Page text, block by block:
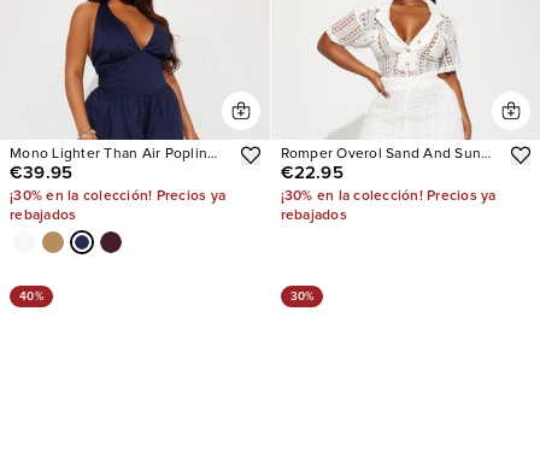
Mono Lighter Than Air Poplin
Halter
€39.95
¡30% en la colección! Precios ya
rebajados
Romper Overol Sand And Sun
Crochet
€22.95
¡30% en la colección! Precios ya
rebajados
40% 30%